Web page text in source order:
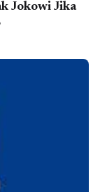
Jokowi Jika